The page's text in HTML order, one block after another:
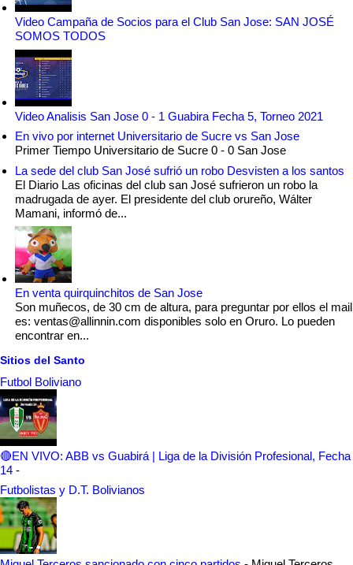
Video Campaña de Socios para el Club San Jose: SAN JOSÉ
SOMOS TODOS
Video Analisis San Jose 0 - 1 Guabira Fecha 5, Torneo 2021
En vivo por internet Universitario de Sucre vs San Jose
Primer Tiempo Universitario de Sucre 0 - 0 San Jose
La sede del club San José sufrió un robo Desvisten a los santos
El Diario Las oficinas del club san José sufrieron un robo la
madrugada de ayer. El presidente del club orureño, Wálter
Mamani, informó de...
En venta quirquinchitos de San Jose
Son muñecos, de 30 cm de altura, para preguntar por ellos el mail
es: ventas@allinnin.com disponibles solo en Oruro. Lo pueden
encontrar en...
Sitios del Santo
Futbol Boliviano
🔴EN VIVO: ABB vs Guabirá | Liga de la División Profesional, Fecha
14 -
Futbolistas y D.T. Bolivianos